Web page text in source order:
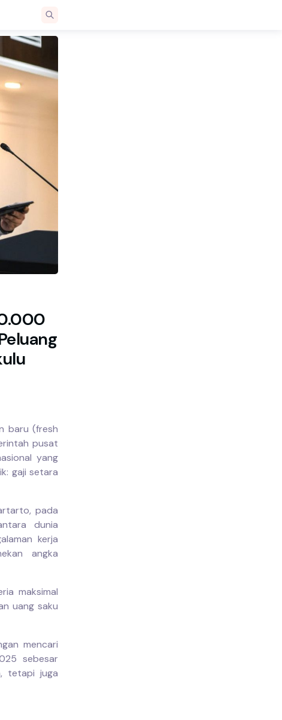
baru (fresh
pusat
yang
gaji setara
pada
dunia
kerja
angka
maksimal
uang saku
mencari
sebesar
tetapi juga